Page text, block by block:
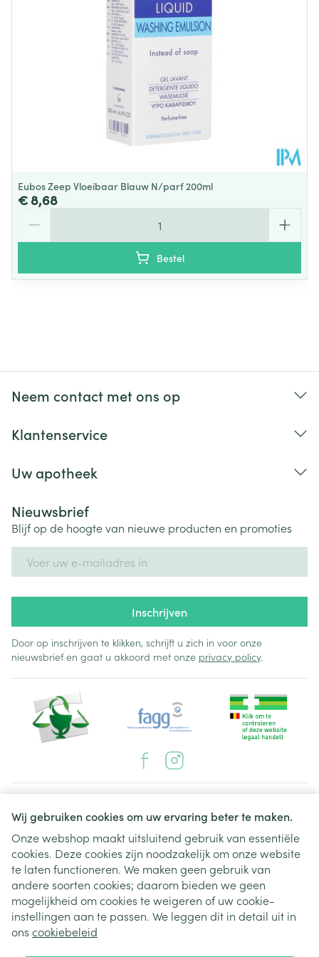
Wij gebruiken cookies om uw ervaring beter te maken.
Onze webshop maakt uitsluitend gebruik van essentiële
cookies. Deze cookies zijn noodzakelijk om onze website
te laten functioneren. We maken geen gebruik van
andere soorten cookies; daarom bieden we geen
mogelijkheid om cookies te weigeren of uw cookie-
instellingen aan te passen. We leggen dit in detail uit in
ons cookiebeleid
Dieetbeperkingen Zonder kleurstoffen
Kamertemperatuur (15°C -
25°C)
Eubos Zeep Vloeibaar Blauw N/parf 200ml
€ 8,68
Bestel
Neem contact met ons op
Klantenservice
Uw apotheek
Nieuwsbrief
Blijf op de hoogte van nieuwe producten en promoties
Inschrijven
Door op inschrijven te klikken, schrijft u zich in voor onze
nieuwsbrief en gaat u akkoord met onze privacy policy.
Juridische links